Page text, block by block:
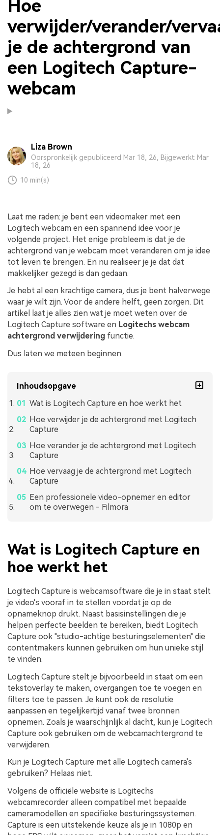
Hoe
verwijder/verander/
je de achtergrond van
een Logitech Capture-
webcam
Liza Brown
Oorspronkelijk gepubliceerd Mar 18, 26, Bijgewerkt Mar
18, 26
10 min(s)
Laat me raden: je bent een videomaker met een
Logitech webcam en een spannend idee voor je
volgende project. Het enige probleem is dat je de
achtergrond van je webcam moet veranderen om je idee
tot leven te brengen. En nu realiseer je je dat dat
makkelijker gezegd is dan gedaan.
Je hebt al een krachtige camera, dus je bent halverwege
waar je wilt zijn. Voor de andere helft, geen zorgen. Dit
artikel laat je alles zien wat je moet weten over de
Logitech Capture software en Logitechs webcam
achtergrond verwijdering functie.
Dus laten we meteen beginnen.
Inhoudsopgave
Wat is Logitech Capture en hoe werkt het
Hoe verwijder je de achtergrond met Logitech
Capture
Hoe verander je de achtergrond met Logitech
Capture
Hoe vervaag je de achtergrond met Logitech
Capture
Een professionele video-opnemer en editor
om te overwegen - Filmora
Wat is Logitech Capture en
hoe werkt het
Logitech Capture is webcamsoftware die je in staat stelt
je video's vooraf in te stellen voordat je op de
opnameknop drukt. Naast basisinstellingen die je
helpen perfecte beelden te bereiken, biedt Logitech
Capture ook "studio-achtige besturingselementen" die
contentmakers kunnen gebruiken om hun unieke stijl
te vinden.
Logitech Capture stelt je bijvoorbeeld in staat om een
tekstoverlay te maken, overgangen toe te voegen en
filters toe te passen. Je kunt ook de resolutie
aanpassen en tegelijkertijd vanaf twee bronnen
opnemen. Zoals je waarschijnlijk al dacht, kun je Logitech
Capture ook gebruiken om de webcamachtergrond te
verwijderen.
Kun je Logitech Capture met alle Logitech camera's
gebruiken? Helaas niet.
Volgens de officiële website is Logitechs
webcamrecorder alleen compatibel met bepaalde
cameramodellen en specifieke besturingssystemen.
Capture is een uitstekende keuze als je in 1080p en